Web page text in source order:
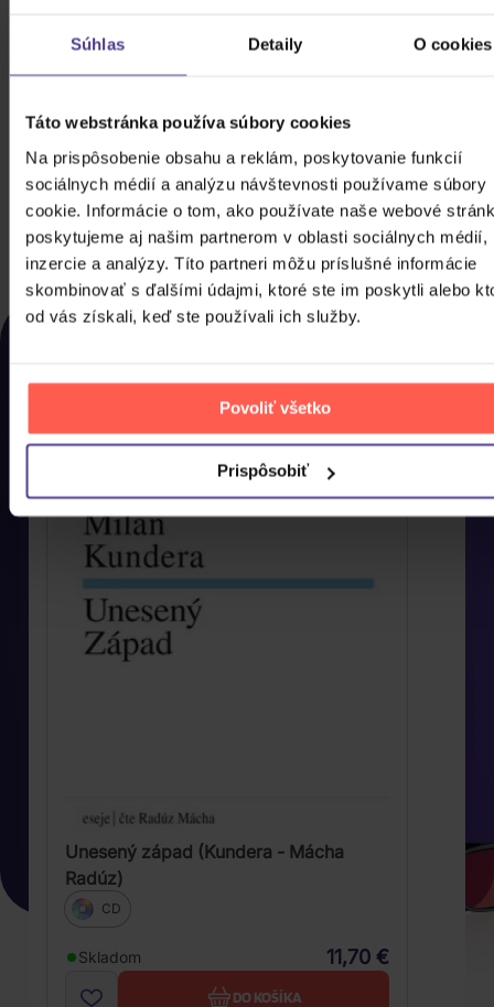
Súhlas Detaily O cookies
Táto webstránka používa súbory cookies
Na prispôsobenie obsahu a reklám, poskytovanie funkcií
sociálnych médií a analýzu návštevnosti používame súbory
cookie. Informácie o tom, ako používate naše webové
poskytujeme aj našim partnerom v oblasti sociálnych médií,
inzercie a analýzy. Títo partneri môžu príslušné informácie
skombinovať s ďalšími údajmi, ktoré ste im poskytli alebo
od vás získali, keď ste používali ich služby.
Povoliť všetko
Prispôsobiť
texty, na které se nedostalo
3CD
Skladom 30,20 €
NAPOSLEDY ZOBRAZENÉ
najdete, co jste si u nás naposled prohlíželi, abyste si
to mohli co nejdříve pořídit domů.
Unesený západ (Kundera - Mácha
Radúz)
CD
Skladom 11,70 €
DO KOŠÍKA